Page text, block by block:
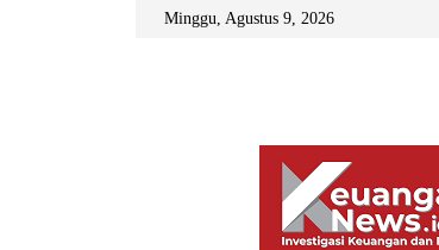
Minggu, Agustus 9, 2026